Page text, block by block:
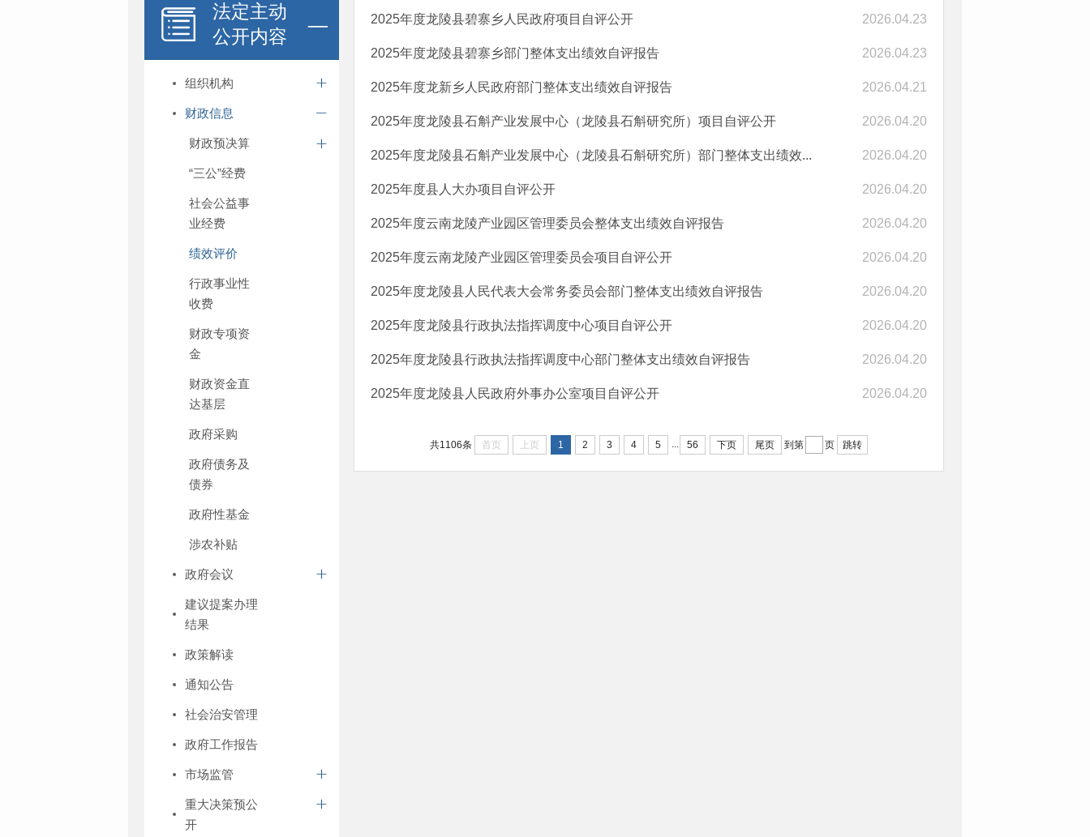
法定主动
公开内容
组织机构
财政信息
财政预决算
“三公”经费
社会公益事
业经费
绩效评价
行政事业性
收费
财政专项资
金
财政资金直
达基层
政府采购
政府债务及
债券
政府性基金
涉农补贴
政府会议
建议提案办理
结果
政策解读
通知公告
社会治安管理
政府工作报告
市场监管
重大决策预公
开
2025年度龙陵县碧寨乡人民政府项目自评公开 2026.04.23
2025年度龙陵县碧寨乡部门整体支出绩效自评报告 2026.04.23
2025年度龙新乡人民政府部门整体支出绩效自评报告 2026.04.21
2025年度龙陵县石斛产业发展中心（龙陵县石斛研究所）项目自评公开 2026.04.20
2025年度龙陵县石斛产业发展中心（龙陵县石斛研究所）部门整体支出绩效... 2026.04.20
2025年度县人大办项目自评公开 2026.04.20
2025年度云南龙陵产业园区管理委员会整体支出绩效自评报告 2026.04.20
2025年度云南龙陵产业园区管理委员会项目自评公开 2026.04.20
2025年度龙陵县人民代表大会常务委员会部门整体支出绩效自评报告 2026.04.20
2025年度龙陵县行政执法指挥调度中心项目自评公开 2026.04.20
2025年度龙陵县行政执法指挥调度中心部门整体支出绩效自评报告 2026.04.20
2025年度龙陵县人民政府外事办公室项目自评公开 2026.04.20
共1106条 首页 上页 1 2 3 4 5 ... 56 下页 尾页 到第 页 跳转